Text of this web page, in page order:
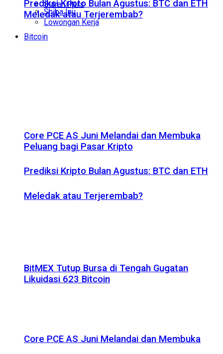
Siaran Pers
Lowongan Kerja
Shiba Inu
Bitcoin
Prediksi Kripto Bulan Agustus: BTC dan ETH
Meledak atau Terjerembab?
Core PCE AS Juni Melandai dan Membuka
Prediksi Kripto Bulan Agustus: BTC dan ETH
Meledak atau Terjerembab?
Core PCE AS Juni Melandai dan Membuka
Peluang bagi Pasar Kripto
BitMEX Tutup Bursa di Tengah Gugatan
Likuidasi 623 Bitcoin